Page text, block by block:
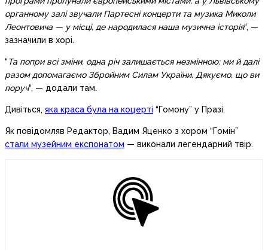
органному залі звучали Партесні концерти та музика Миколи
Леонтовича — у місці, де народилася наша музична історія“, —
зазначили в хорі.
“Та попри всі зміни, одна річ залишається незмінною: ми й далі
разом допомагаємо Збройним Силам України. Дякуємо, що ви
поруч“, — додали там.
Дивіться, яка краса була на коцерті “Гомону” у Празі.
Як повідомляв Редактор, Вадим Яценко з хором “Гомін”
стали музейним експонатом — виконали легендарний твір.